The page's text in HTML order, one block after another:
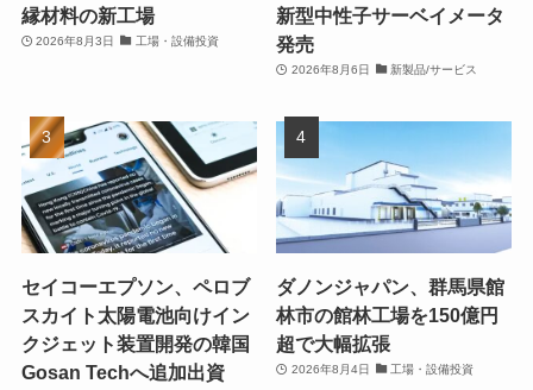
縁材料の新工場
2026年8月3日 工場・設備投資
新型中性子サーベイメータ
発売
2026年8月6日 新製品/サービス
セイコーエプソン、ペロブ
スカイト太陽電池向けイン
クジェット装置開発の韓国
Gosan Techへ追加出資
ダノンジャパン、群馬県館
林市の館林工場を150億円
超で大幅拡張
2026年8月4日 工場・設備投資